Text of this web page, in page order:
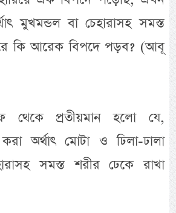
মুখমন্ডল বা চেহারাসহ সমস্ত
কি আরেক বিপদে পড়ব? (আবূ
থেকে প্রতীয়মান হলো যে,
অর্থাৎ মোটা ও ঢিলা-ঢালা
সমস্ত শরীর ঢেকে রাখা